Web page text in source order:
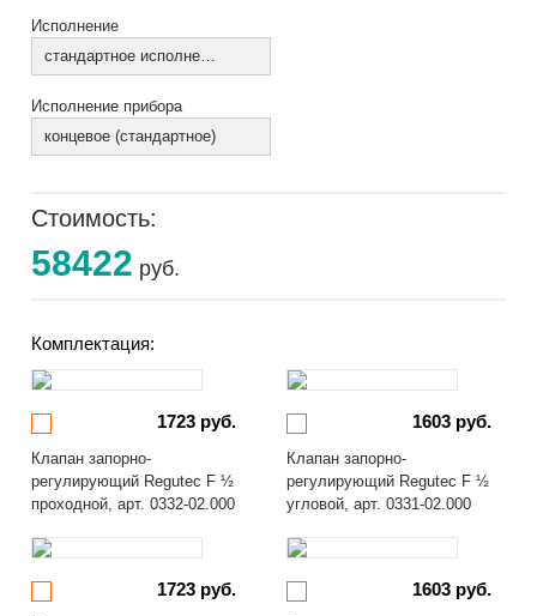
Исполнение
стандартное исполнение
Исполнение прибора
концевое (стандартное)
Стоимость:
58422 руб.
Комплектация:
1723 руб.
Клапан запорно-
регулирующий Regutec F ½
проходной, арт. 0332-02.000
1603 руб.
Клапан запорно-
регулирующий Regutec F ½
угловой, арт. 0331-02.000
1723 руб. 1603 руб.